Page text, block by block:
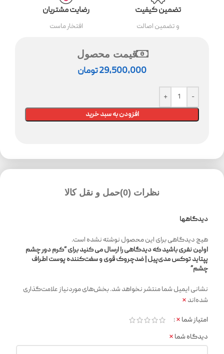
تضمین کیفیت
و تضمین اصالت
رضایت مشتریان
افتخار ماست
قیمت محصول
29,500,000تومان
افزودن به سبد خرید
نظرات (0) حمل و نقل کالا
دیدگاهها
هیچ دیدگاهی برای این محصول نوشته نشده است.
اولین نفری باشید که دیدگاهی را ارسال می کنید برای “کرم دور چشم
پپتاید توکس مدی‌پیل | ضدچروک قوی و سفت‌کننده پوست اطراف
چشم”
نشانی ایمیل شما منتشر نخواهد شد.بخش‌های موردنیاز علامت‌گذاری
شده‌اند *
امتیاز شما *
دیدگاه شما *